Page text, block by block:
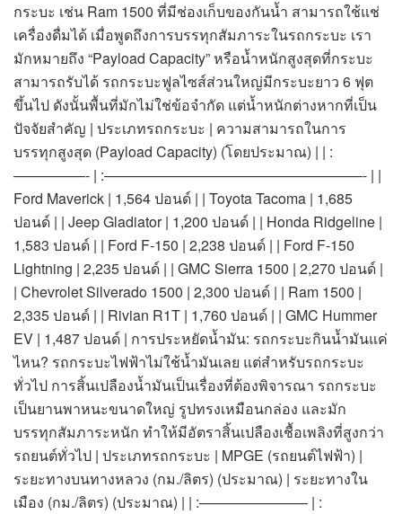
กระบะ เช่น Ram 1500 ที่มีช่องเก็บของกันน้ำ สามารถใช้แช่
เครื่องดื่มได้ เมื่อพูดถึงการบรรทุกสัมภาระในรถกระบะ เรา
มักหมายถึง “Payload Capacity” หรือน้ำหนักสูงสุดที่กระบะ
สามารถรับได้ รถกระบะฟูลไซส์ส่วนใหญ่มีกระบะยาว 6 ฟุต
ขึ้นไป ดังนั้นพื้นที่มักไม่ใช่ข้อจำกัด แต่น้ำหนักต่างหากที่เป็น
ปัจจัยสำคัญ | ประเภทรถกระบะ | ความสามารถในการ
บรรทุกสูงสุด (Payload Capacity) (โดยประมาณ) | | :
—————- | :——————————————————- | |
Ford Maverick | 1,564 ปอนด์ | | Toyota Tacoma | 1,685
ปอนด์ | | Jeep Gladiator | 1,200 ปอนด์ | | Honda Ridgeline |
1,583 ปอนด์ | | Ford F-150 | 2,238 ปอนด์ | | Ford F-150
Lightning | 2,235 ปอนด์ | | GMC Sierra 1500 | 2,270 ปอนด์ |
| Chevrolet Silverado 1500 | 2,300 ปอนด์ | | Ram 1500 |
2,335 ปอนด์ | | Rivian R1T | 1,760 ปอนด์ | | GMC Hummer
EV | 1,487 ปอนด์ | การประหยัดน้ำมัน: รถกระบะกินน้ำมันแค่
ไหน? รถกระบะไฟฟ้าไม่ใช้น้ำมันเลย แต่สำหรับรถกระบะ
ทั่วไป การสิ้นเปลืองน้ำมันเป็นเรื่องที่ต้องพิจารณา รถกระบะ
เป็นยานพาหนะขนาดใหญ่ รูปทรงเหมือนกล่อง และมัก
บรรทุกสัมภาระหนัก ทำให้มีอัตราสิ้นเปลืองเชื้อเพลิงที่สูงกว่า
รถยนต์ทั่วไป | ประเภทรถกระบะ | MPGE (รถยนต์ไฟฟ้า) |
ระยะทางบนทางหลวง (กม./ลิตร) (ประมาณ) | ระยะทางใน
เมือง (กม./ลิตร) (ประมาณ) | | :———————– | :